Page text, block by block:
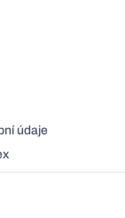
údaje